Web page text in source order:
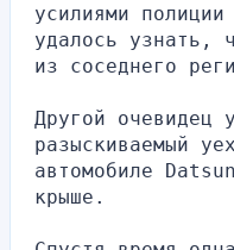
усилиями
удалось узнать,
из соседнего
Другой очевидец
разыскиваемый
автомобиле
крыше.